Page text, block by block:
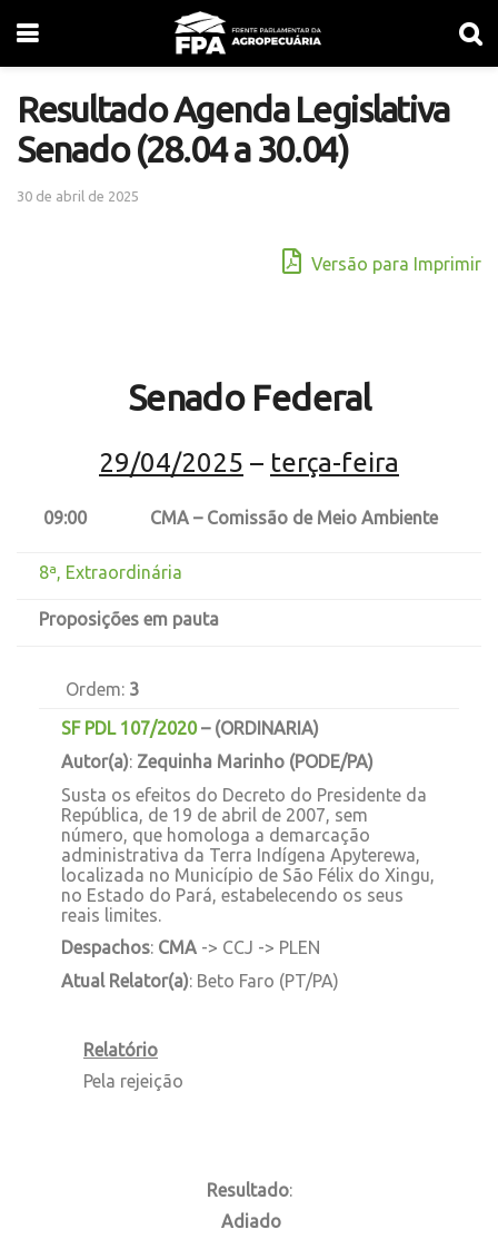
Resultado Agenda Legislativa
Senado (28.04 a 30.04)
30 de abril de 2025
Versão para Imprimir
Senado Federal
29/04/2025 – terça-feira
09:00 CMA – Comissão de Meio Ambiente
8ª, Extraordinária
Proposições em pauta
Ordem: 3
SF PDL 107/2020– (ORDINARIA)
Autor(a): Zequinha Marinho (PODE/PA)
Susta os efeitos do Decreto do Presidente da
República, de 19 de abril de 2007, sem
número, que homologa a demarcação
administrativa da Terra Indígena Apyterewa,
localizada no Município de São Félix do Xingu,
no Estado do Pará, estabelecendo os seus
reais limites.
Despachos: CMA -> CCJ -> PLEN
Atual Relator(a): Beto Faro (PT/PA)
Relatório
Pela rejeição
Resultado:
Adiado